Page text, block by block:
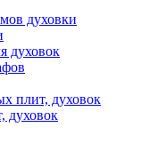
духовки
духовок
плит, духовок
духовок